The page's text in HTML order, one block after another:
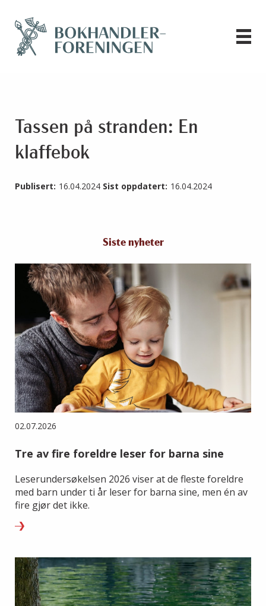
Tassen på stranden: En
klaffebok
Publisert: 16.04.2024 Sist oppdatert: 16.04.2024
Siste nyheter
02.07.2026
Tre av fire foreldre leser for barna sine
Leserundersøkelsen 2026 viser at de fleste foreldre
med barn under ti år leser for barna sine, men én av
fire gjør det ikke.